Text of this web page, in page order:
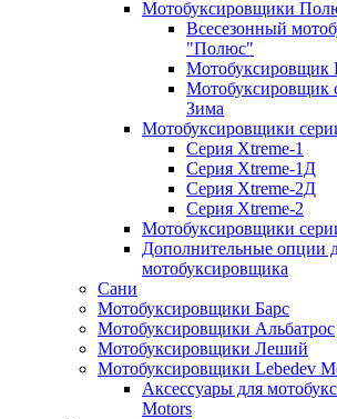
Мотобуксировщики
Всесезонный
"Полюс"
Мотобуксировщик
Мотобуксировщик
Зима
Мотобуксировщики
Серия Xtreme-1
Серия Xtreme-1Д
Серия Xtreme-2Д
Серия Xtreme-2
Мотобуксировщики
Дополнительные опции
мотобуксировщика
Сани
Мотобуксировщики Барс
Мотобуксировщики Альбатрос
Мотобуксировщики Леший
Мотобуксировщики Lebedev
Аксессуары для
Motors